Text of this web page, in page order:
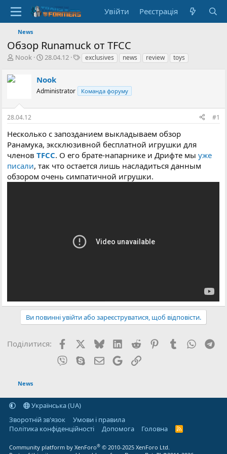
Увійти Реєстрація
News
Обзор Runamuck от TFCC
А
т
о
е
м
Nook
Д
а
с
в
е
н
н
я
28.04.12
Т
и
exclusives news review toys
Nook
Administrator Команда форуму
28.04.12 #1
Несколько с запозданием выкладываем обзор
Ранамука, эксклюзивной бесплатной игрушки для
членовTFCC. О его брате-напарнике и Дрифте мыуже
писали, так что остается лишь насладиться данным
обзором очень симпатичной игрушки.
Ви повинні увійти або зареєструватися, щоб відповісти.
Поділитися: FacebookX (Twitter)
BlueskyLinkedIn
Reddit PinterestTumblr
Viber SkypeE-mailGoogleПосилання
News
Українська (UA)
Зворотній зв'язок
Умови і правила
Політика конфіденційності
Дoпoмoга Головна
R
Community platform by XenForo® © 2010-2025 XenForo Ltd.